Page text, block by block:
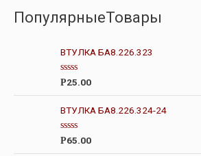
ПопулярныеТовары
ВТУЛКА БА8.226.323
О
е
н
к
а
и
з
Р25.00
ВТУЛКА БА8.226.324-24
О
Р65.00